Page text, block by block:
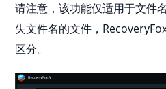
请注意，该功能仅适用于文件
失文件名的文件，
区分。